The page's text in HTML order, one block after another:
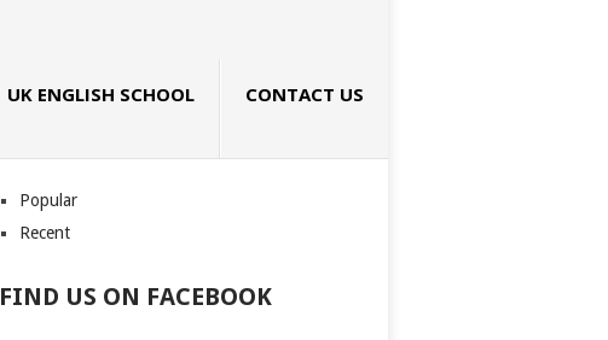
UK ENGLISH SCHOOL CONTACT US
Popular
Recent
FIND US ON FACEBOOK